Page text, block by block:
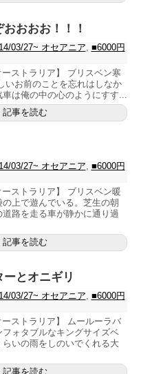
おおお！！！
03/27~ オセアニア, ■6000円
ストラリア】 ブリスベン寒
いお前のことを忘れはしなか
車は俺の中の心のようにすす...
記事を読む
03/27~ オセアニア, ■6000円
ストラリア】 ブリスベン暖
上で遊んでいる。芝生の朝
路を走る車が静かに通り過
記事を読む
ーとオニギリ
03/27~ オセアニア, ■6000円
ストラリア】 ムールーラバ
ォタブルなキングサイズベ
らいの雨をしのいでくれる大
記事を読む